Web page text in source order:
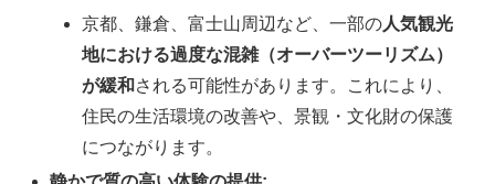
京都、鎌倉、富士山周辺など、一部の人気観光
地における過度な混雑（オーバーツーリズム）
が緩和 される可能性があります。これにより、
住民の生活環境の改善や、景観・文化財の保護
につながります。